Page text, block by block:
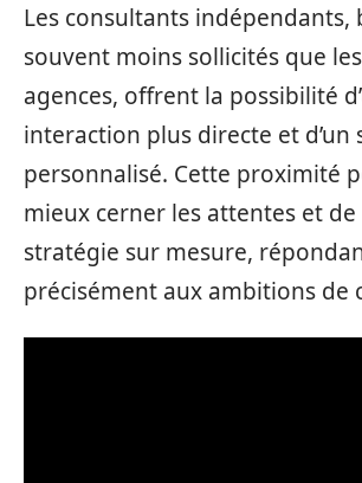
Les consultants indépendants,
souvent moins sollicités que
agences, offrent la possibilité
interaction plus directe et d’un
personnalisé. Cette proximité
mieux cerner les attentes et
stratégie sur mesure,
précisément aux ambitions de